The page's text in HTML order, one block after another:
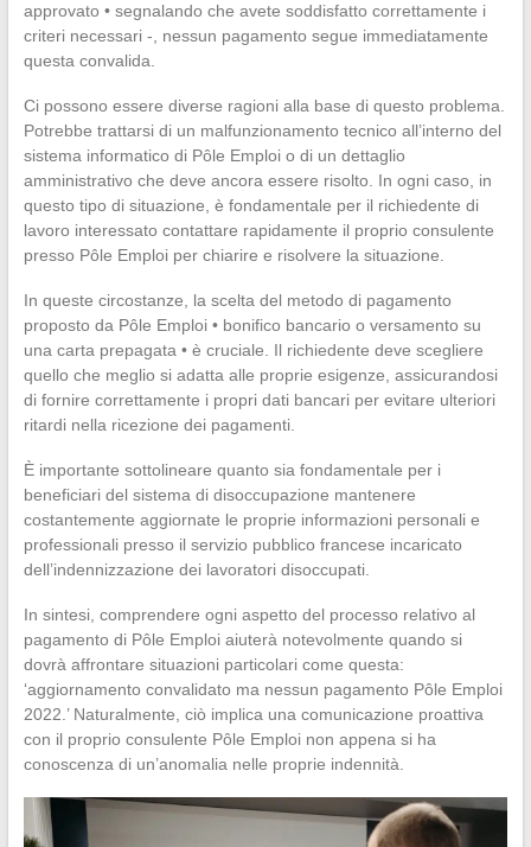
approvato • segnalando che avete soddisfatto correttamente i
criteri necessari -, nessun pagamento segue immediatamente
questa convalida.
Ci possono essere diverse ragioni alla base di questo problema.
Potrebbe trattarsi di un malfunzionamento tecnico all’interno del
sistema informatico di Pôle Emploi o di un dettaglio
amministrativo che deve ancora essere risolto. In ogni caso, in
questo tipo di situazione, è fondamentale per il richiedente di
lavoro interessato contattare rapidamente il proprio consulente
presso Pôle Emploi per chiarire e risolvere la situazione.
In queste circostanze, la scelta del metodo di pagamento
proposto da Pôle Emploi • bonifico bancario o versamento su
una carta prepagata • è cruciale. Il richiedente deve scegliere
quello che meglio si adatta alle proprie esigenze, assicurandosi
di fornire correttamente i propri dati bancari per evitare ulteriori
ritardi nella ricezione dei pagamenti.
È importante sottolineare quanto sia fondamentale per i
beneficiari del sistema di disoccupazione mantenere
costantemente aggiornate le proprie informazioni personali e
professionali presso il servizio pubblico francese incaricato
dell’indennizzazione dei lavoratori disoccupati.
In sintesi, comprendere ogni aspetto del processo relativo al
pagamento di Pôle Emploi aiuterà notevolmente quando si
dovrà affrontare situazioni particolari come questa:
‘aggiornamento convalidato ma nessun pagamento Pôle Emploi
2022.’ Naturalmente, ciò implica una comunicazione proattiva
con il proprio consulente Pôle Emploi non appena si ha
conoscenza di un’anomalia nelle proprie indennità.